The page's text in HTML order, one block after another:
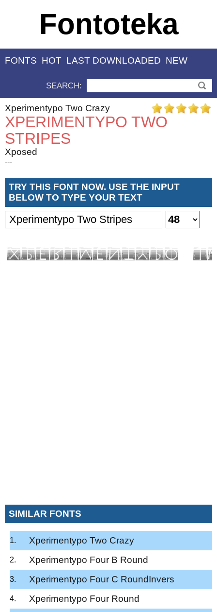
Fontoteka
FONTS HOT LAST DOWNLOADED NEW
SEARCH:
Xperimentypo Two Crazy
XPERIMENTYPO TWO
STRIPES
Xposed
---
TRY THIS FONT NOW. USE THE INPUT
BELOW TO TYPE YOUR TEXT
SIMILAR FONTS
Xperimentypo Two Crazy
Xperimentypo Four B Round
Xperimentypo Four C RoundInvers
Xperimentypo Four Round